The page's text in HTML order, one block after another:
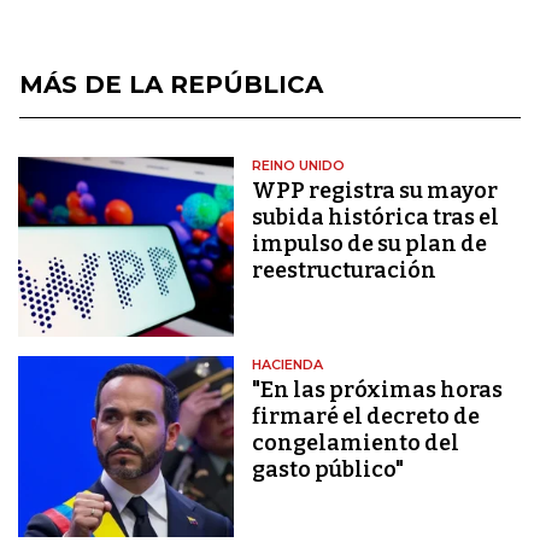
MÁS DE LA REPÚBLICA
REINO UNIDO
WPP registra su mayor
subida histórica tras el
impulso de su plan de
reestructuración
HACIENDA
"En las próximas horas
firmaré el decreto de
congelamiento del
gasto público"